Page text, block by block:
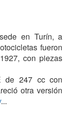
en Turín, a
fueron
con piezas
de 247 cc con
otra versión
...